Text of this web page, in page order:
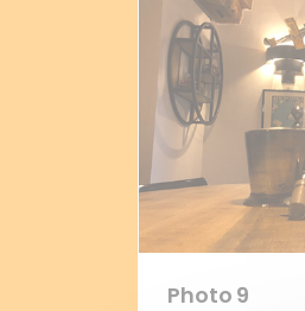
Photo 9